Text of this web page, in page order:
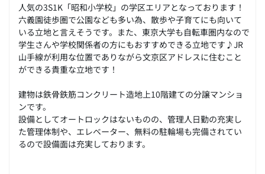
人気の3S1K「昭和小学校」の学区エリアとなっております！
六義園徒歩圏で公園なども多い為、散歩や子育てにも向いて
いる立地と言えそうです。また、東京大学も自転車圏内なので
学生さんや学校関係者の方にもおすすめできる立地です♪JR
山手線が利用な位置でありながら文京区アドレスに住むこと
ができる貴重な立地です！
建物は鉄骨鉄筋コンクリート造地上10階建ての分譲マンショ
ンです。
設備としてオートロックはないものの、管理人日勤の充実し
た管理体制や、エレベーター、無料の駐輪場も完備されてい
るので設備面は充実しております。